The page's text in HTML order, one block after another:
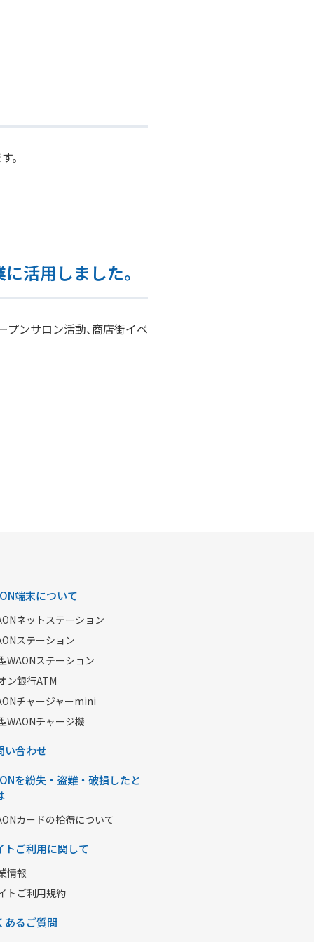
。
活用しました。
プンサロン活動､商店街イベ
端末について
ネットステーション
ステーション
WAONステーション
ン銀行ATM
チャージャーmini
WAONチャージ機
い合わせ
を紛失・盗難・破損したと
カードの拾得について
トご利用に関して
情報
トご利用規約
あるご質問